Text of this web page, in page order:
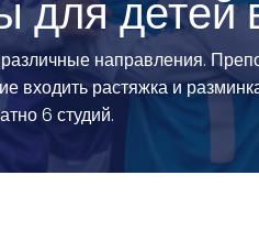
виды
спорт
виды спорта
и
для детей
направления.
входить растяжка и
6 студий.